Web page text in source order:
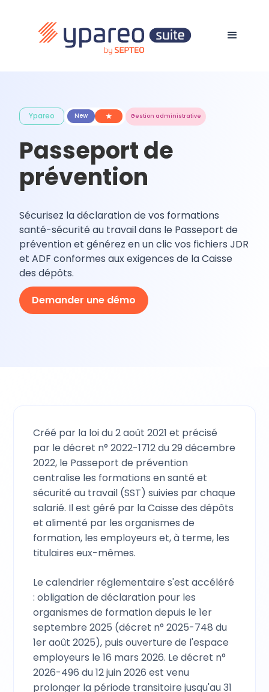
Ypareo New ★ Gestion administrative
Passeport de
prévention
Sécurisez la déclaration de vos formations
santé-sécurité au travail dans le Passeport de
prévention et générez en un clic vos fichiers JDR
et ADF conformes aux exigences de la Caisse
des dépôts.
Demander une démo
Créé par la loi du 2 août 2021 et précisé
par le décret n° 2022-1712 du 29 décembre
2022, le Passeport de prévention
centralise les formations en santé et
sécurité au travail (SST) suivies par chaque
salarié. Il est géré par la Caisse des dépôts
et alimenté par les organismes de
formation, les employeurs et, à terme, les
titulaires eux-mêmes.
Le calendrier réglementaire s'est accéléré
: obligation de déclaration pour les
organismes de formation depuis le 1er
septembre 2025 (décret n° 2025-748 du
1er août 2025), puis ouverture de l'espace
employeurs le 16 mars 2026. Le décret n°
2026-496 du 12 juin 2026 est venu
prolonger la période transitoire jusqu'au 31